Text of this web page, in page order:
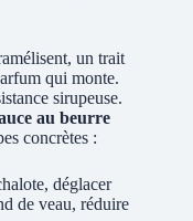
un trait
qui monte.
sirupeuse.
au beurre
concrètes :
déglacer
de veau, réduire